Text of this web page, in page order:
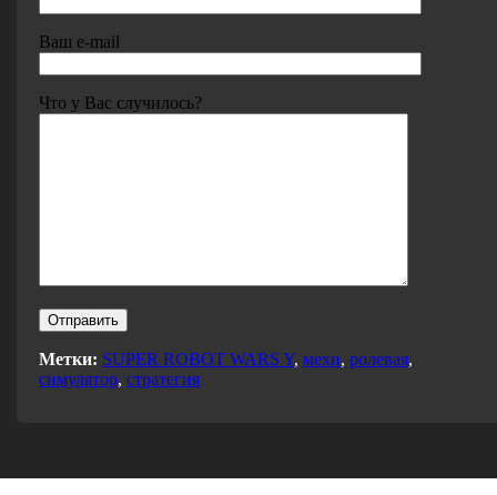
Ваш e-mail
Что у Вас случилось?
Метки: SUPER ROBOT WARS Y, мехи, ролевая,
симулятор, стратегия